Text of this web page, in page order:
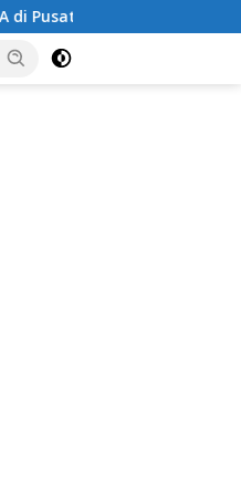
Caping: Tingkatkan